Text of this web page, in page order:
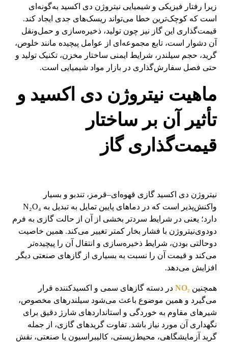
زیرا رفتار فیزیکی و شیمیایی نیتروژن دی اکسید به‌گونه‌ای
است که کوچک‌ترین خطا می‌تواند ریسک‌های جدی ایجاد کند.
قیمت‌گذاری این گاز نیز چون تولید، ذخیره‌سازی و حمل‌ونقل
آن دشوار است، تابع مجموعه‌ای از عوامل پیچیده مانند خلوص،
گرید، حجم سیلندر، شرایط ایمنی ساختار مخزن، تکنیک تولید و
حتی فصل سفارش‌گذاری در بازار مواد شیمیایی است.
ماهیت نیتروژن دی اکسید و
تأثیر آن بر ساختار
قیمت‌گذاری گاز
نیتروژن دی اکسید گازی قهوه‌ای–قرمز، تندبو و بسیار
واکنش‌پذیر است که در دماهای پایین تمایل به تبدیل به N₂O₄
دارد؛ یعنی در شرایط سردتر بخشی از آن از حالت گازی به فرم
دودوی‌نیتروژن با فشار بخار کمتر تغییر می‌کند. همین خاصیت
دوحالتی بودن، شرایط ذخیره‌سازی و انتقال آن را پیچیده‌تر
می‌کند و قیمت آن را نسبت به بسیاری از گازهای صنعتی دیگر
افزایش می‌دهد.
همچنین NO₂
در دسته گازهای سمی و اکسیدکننده قرار
می‌گیرد و همین موضوع باعث می‌شود سیلندرهای مخصوص،
شیرهای مقاوم به خوردگی و استانداردهای شارژ دقیق برای
نگهداری آن مورد نیاز باشد. تفاوت گریدهای گازی، از جمله
گرید آزمایشگاهی، محیط‌زیستی، کالیبراسیون یا صنعتی، نقش